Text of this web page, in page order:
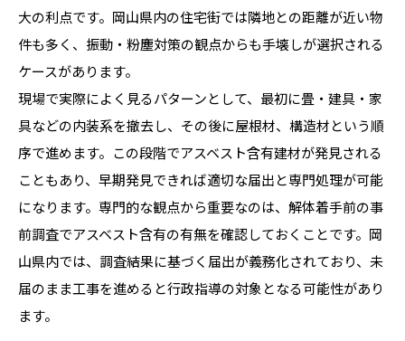
大の利点です。岡山県内の住宅街では隣地との距離が近い物
件も多く、振動・粉塵対策の観点からも手壊しが選択される
ケースがあります。
現場で実際によく見るパターンとして、最初に畳・建具・家
具などの内装系を撤去し、その後に屋根材、構造材という順
序で進めます。この段階でアスベスト含有建材が発見される
こともあり、早期発見できれば適切な届出と専門処理が可能
になります。専門的な観点から重要なのは、解体着手前の事
前調査でアスベスト含有の有無を確認しておくことです。岡
山県内では、調査結果に基づく届出が義務化されており、未
届のまま工事を進めると行政指導の対象となる可能性があり
ます。